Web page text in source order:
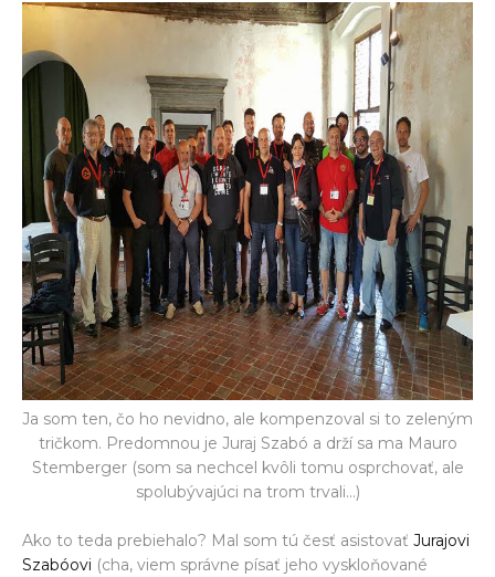
Ja som ten, čo ho nevidno, ale kompenzoval si to zeleným
tričkom. Predomnou je Juraj Szabó a drží sa ma Mauro
Stemberger (som sa nechcel kvôli tomu osprchovať, ale
spolubývajúci na trom trvali...)
Ako to teda prebiehalo? Mal som tú česť asistovať Jurajovi
Szabóovi (cha, viem správne písať jeho vyskloňované